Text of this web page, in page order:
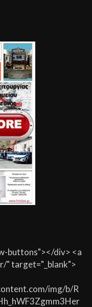
buttons"></div> <a
" target="_blank">
img/b/R